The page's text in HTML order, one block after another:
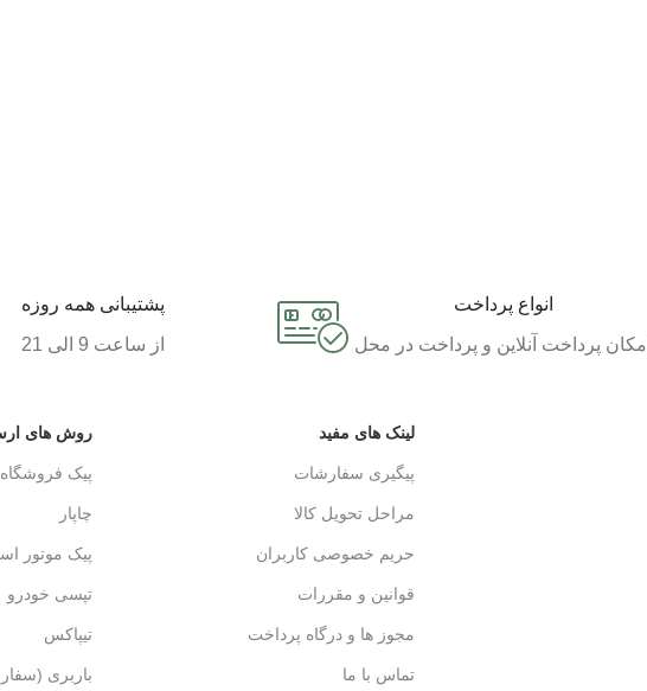
انواع پرداخت
امکان پرداخت آنلاین و پرداخت در محل
پشتیبانی همه روزه
از ساعت 9 الی 21
لینک های مفید
پیگیری سفارشات
مراحل تحویل کالا
حریم خصوصی کاربران
قوانین و مقررات
مجوز ها و درگاه پرداخت
تماس با ما
روش های
پیک فروشگاه
چاپار
پیک موتور
تپسی خودرو
تیپاکس
باربری